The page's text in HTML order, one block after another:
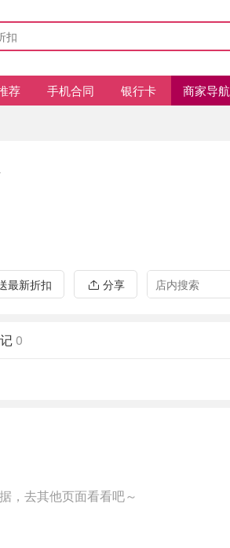
荐 手机合同 银行卡 商家导航
最新折扣 分享
0
，去其他页面看看吧～